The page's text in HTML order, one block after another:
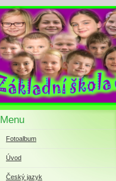
Menu
Fotoalbum
Úvod
Český jazyk